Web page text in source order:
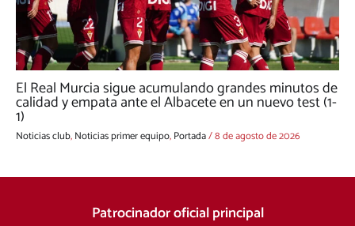
El Real Murcia sigue acumulando grandes minutos de
calidad y empata ante el Albacete en un nuevo test (1-
1)
Noticias club,Noticias primer equipo,Portada/8 de agosto de 2026
Patrocinador oficial principal